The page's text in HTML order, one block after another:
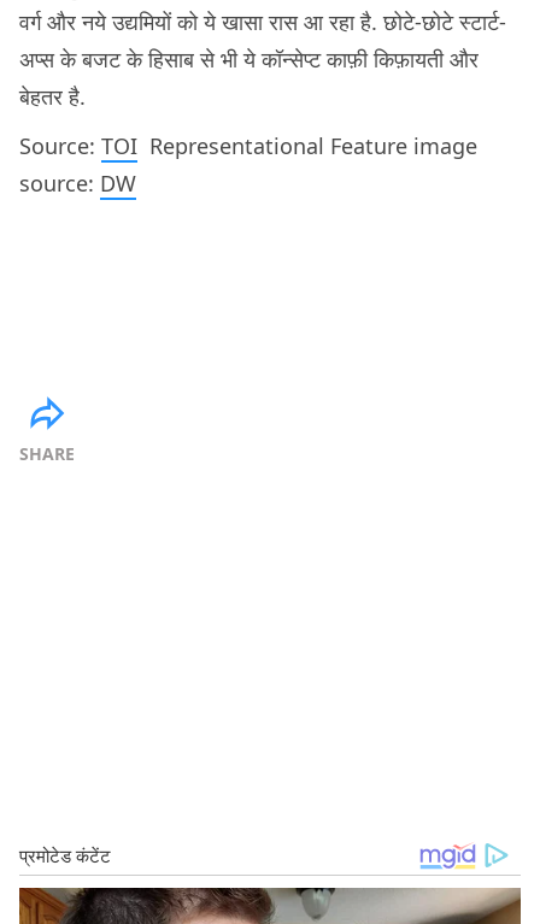
वर्ग और नये उद्यमियों को ये खासा रास आ रहा है. छोटे-छोटे स्टार्ट-
अप्स के बजट के हिसाब से भी ये कॉन्सेप्ट काफ़ी किफ़ायती और
बेहतर है.
Source: TOI Representational Feature image
source: DW
SHARE